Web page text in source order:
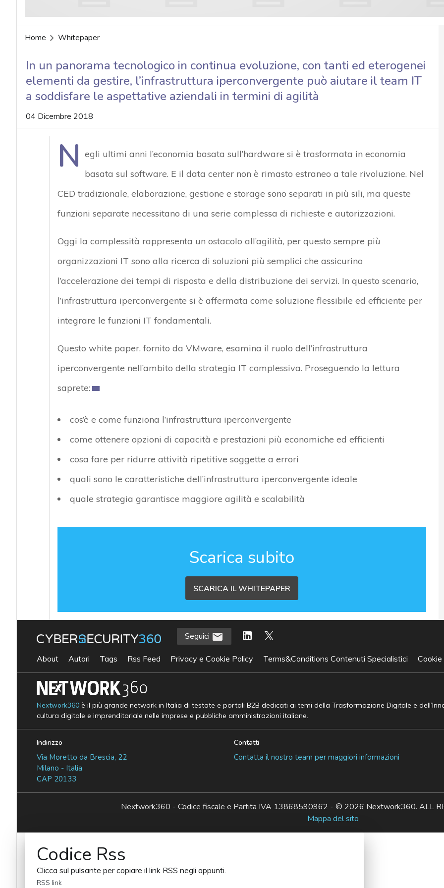
Home Whitepaper
In un panorama tecnologico in continua evoluzione, con tanti ed eterogenei
elementi da gestire, l’infrastruttura iperconvergente può aiutare il team IT
a soddisfare le aspettative aziendali in termini di agilità
04 Dicembre 2018
N egli ultimi anni l’economia basata sull’hardware si è trasformata in economia
basata sul software. E il data center non è rimasto estraneo a tale rivoluzione. Nel
CED tradizionale, elaborazione, gestione e storage sono separati in più sili, ma queste
funzioni separate necessitano di una serie complessa di richieste e autorizzazioni.
Oggi la complessità rappresenta un ostacolo all’agilità, per questo sempre più
organizzazioni IT sono alla ricerca di soluzioni più semplici che assicurino
l’accelerazione dei tempi di risposta e della distribuzione dei servizi. In questo scenario,
l’infrastruttura iperconvergente si è affermata come soluzione flessibile ed efficiente per
integrare le funzioni IT fondamentali.
Questo white paper, fornito da VMware, esamina il ruolo dell’infrastruttura
iperconvergente nell’ambito della strategia IT complessiva. Proseguendo la lettura
saprete:
cos’è e come funziona l’infrastruttura iperconvergente
come ottenere opzioni di capacità e prestazioni più economiche ed efficienti
cosa fare per ridurre attività ripetitive soggette a errori
quali sono le caratteristiche dell’infrastruttura iperconvergente ideale
quale strategia garantisce maggiore agilità e scalabilità
Scarica subito
SCARICA IL WHITEPAPER
Seguici
About Autori Tags Rss Feed Privacy e Cookie Policy Terms&Conditions Contenuti Specialistici
Nextwork360è il più grande network in Italia di testate e portali B2B dedicati ai temi della Trasformazione Digitale e
cultura digitale e imprenditoriale nelle imprese e pubbliche amministrazioni italiane.
Indirizzo
Via Moretto da Brescia, 22
Milano - Italia
CAP 20133
Contatti
Contatta il nostro team per maggiori informazioni
Nextwork360 - Codice fiscale e Partita IVA 13868590962 - © 2026 Nextwork360. ALL
Mappa del sito
Codice Rss
Clicca sul pulsante per copiare il link RSS negli appunti.
RSS link